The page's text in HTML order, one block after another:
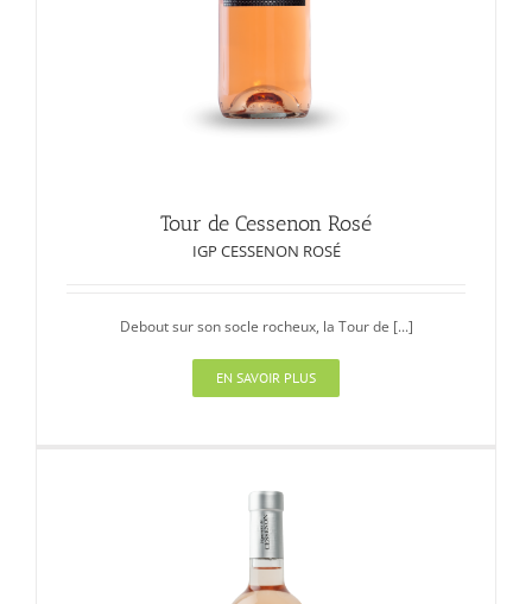
Tour de Cessenon Rosé
IGP CESSENON ROSÉ
Debout sur son socle rocheux, la Tour de [...]
EN SAVOIR PLUS